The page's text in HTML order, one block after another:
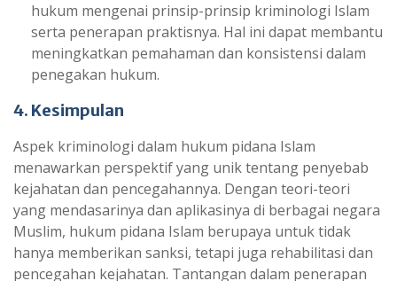
hukum mengenai prinsip-prinsip kriminologi Islam
serta penerapan praktisnya. Hal ini dapat membantu
meningkatkan pemahaman dan konsistensi dalam
penegakan hukum.
4. Kesimpulan
Aspek kriminologi dalam hukum pidana Islam
menawarkan perspektif yang unik tentang penyebab
kejahatan dan pencegahannya. Dengan teori-teori
yang mendasarinya dan aplikasinya di berbagai negara
Muslim, hukum pidana Islam berupaya untuk tidak
hanya memberikan sanksi, tetapi juga rehabilitasi dan
pencegahan kejahatan. Tantangan dalam penerapan